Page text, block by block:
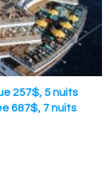
257$, 5 nuits
687$, 7 nuits